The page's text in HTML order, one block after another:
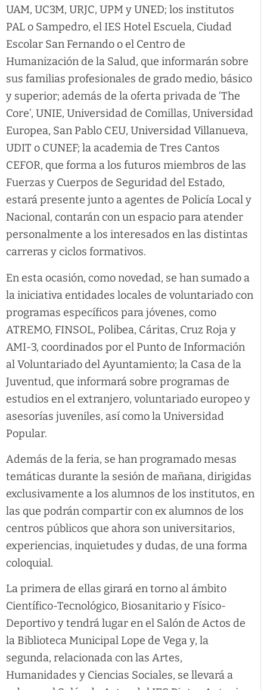
UAM, UC3M, URJC, UPM y UNED; los institutos
PAL o Sampedro, el IES Hotel Escuela, Ciudad
Escolar San Fernando o el Centro de
Humanización de la Salud, que informarán sobre
sus familias profesionales de grado medio, básico
y superior; además de la oferta privada de ‘The
Core’, UNIE, Universidad de Comillas, Universidad
Europea, San Pablo CEU, Universidad Villanueva,
UDIT o CUNEF; la academia de Tres Cantos
CEFOR, que forma a los futuros miembros de las
Fuerzas y Cuerpos de Seguridad del Estado,
estará presente junto a agentes de Policía Local y
Nacional, contarán con un espacio para atender
personalmente a los interesados en las distintas
carreras y ciclos formativos.
En esta ocasión, como novedad, se han sumado a
la iniciativa entidades locales de voluntariado con
programas específicos para jóvenes, como
ATREMO, FINSOL, Polibea, Cáritas, Cruz Roja y
AMI-3, coordinados por el Punto de Información
al Voluntariado del Ayuntamiento; la Casa de la
Juventud, que informará sobre programas de
estudios en el extranjero, voluntariado europeo y
asesorías juveniles, así como la Universidad
Popular.
Además de la feria, se han programado mesas
temáticas durante la sesión de mañana, dirigidas
exclusivamente a los alumnos de los institutos, en
las que podrán compartir con ex alumnos de los
centros públicos que ahora son universitarios,
experiencias, inquietudes y dudas, de una forma
coloquial.
La primera de ellas girará en torno al ámbito
Científico-Tecnológico, Biosanitario y Físico-
Deportivo y tendrá lugar en el Salón de Actos de
la Biblioteca Municipal Lope de Vega y, la
segunda, relacionada con las Artes,
Humanidades y Ciencias Sociales, se llevará a